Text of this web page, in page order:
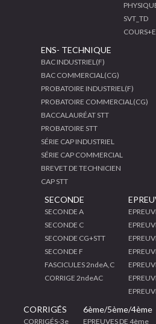
SVT_TD
ENS- TECHNIQUE
BAC INDUSTRIEL(F)
BAC COMMERCIAL(CG)
PROBATOIRE INDUSTRIEL(F)
PROBATOIRE COMMERCIAL(CG)
BACCALAURÉAT STT
PROBATOIRE STT
SÉRIE CAP INDUSTRIEL
SÉRIE CAP COMMERCIAL
BREVET DE TECHNICIEN
CAP STT
SECONDE
SECONDE A
SECONDE C
SECONDE CG+STT
SECONDE F
FASCICULES 2ndeA,C
CORRIGE 2ndeAC
CORRIGÉS
CORRIGÉS-3e
6ème/5ème/4ème
EPREUVES DE 4ème